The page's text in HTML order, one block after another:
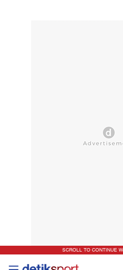
SCROLL TO CONTINUE